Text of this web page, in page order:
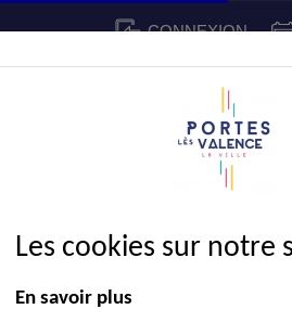
CONNEXION
CADRE DE VIE
Les cookies sur notre
En savoir plus